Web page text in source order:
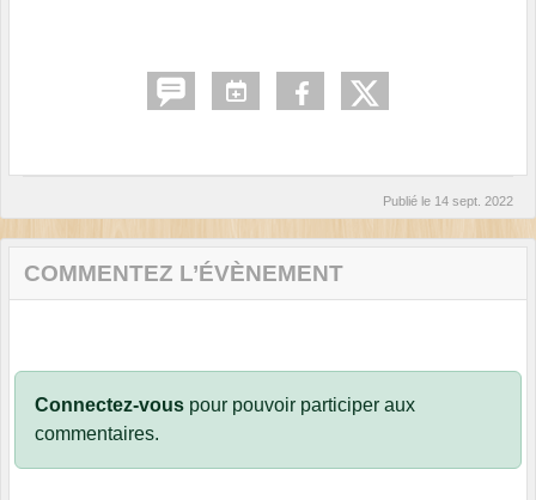
Publié le 14 sept. 2022
COMMENTEZ L’ÉVÈNEMENT
Connectez-vous pour pouvoir participer aux
commentaires.